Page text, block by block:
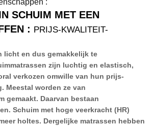
SCHUIM MET EEN
: PRIJS-KWALITEIT-
licht en dus gemakkelijk te
zijn luchtig en elastisch,
verkozen omwille van hun prijs-
Meestal worden ze van
gemaakt. Daarvan bestaan
Schuim met hoge veerkracht (HR)
holtes. Dergelijke matrassen hebben